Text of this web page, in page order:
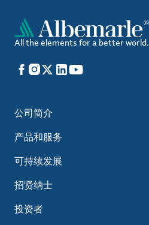
All the elements for a better world.
Facebook
Instagram
X LinkedIn
YouTube
公司简介
产品和服务
可持续发展
招贤纳士
投资者